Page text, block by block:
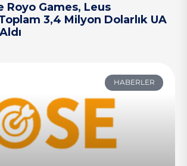
Royo Games, Leus
3,4 Milyon Dolarlık UA
HABERLER